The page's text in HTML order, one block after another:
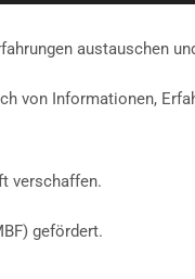
austauschen
von Informationen,
verschaffen.
gefördert.